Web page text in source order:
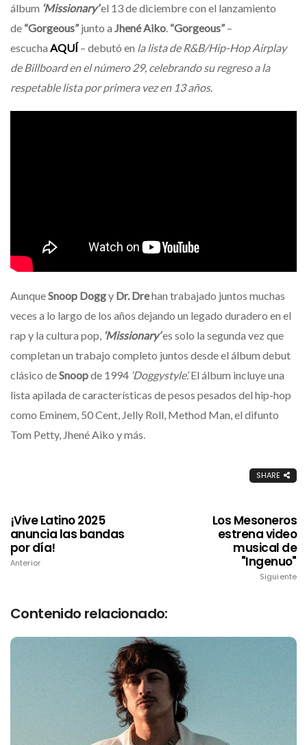
álbum ‘Missionary’el 13 de diciembre con el lanzamiento
de “Gorgeous” junto a Jhené Aiko. “Gorgeous” –
escucha AQUÍ– debutó en la lista de R&B/Hip-Hop Airplay
de Billboard en el número 29, celebrando su regreso a la
respetable lista por primera vez en 13 años.
AunqueSnoop Doggy Dr. Drehan trabajado juntos muchas
veces a lo largo de los años dejando un legado duradero en el
rap y la cultura pop, ‘Missionary’es solo la segunda vez que
completan un trabajo completo juntos desde el álbum debut
clásico deSnoopde 1994 ‘Doggystyle’.El álbum incluye una
lista apilada de características de pesos pesados del hip-hop
como Eminem, 50 Cent, Jelly Roll, Method Man, el difunto
Tom Petty, Jhené Aiko y más.
SHARE
¡Vive Latino 2025
anuncia las bandas
por día!
Anterior
Los Mesoneros
estrena video
musical de
"Ingenuo"
Siguiente
Contenido relacionado: